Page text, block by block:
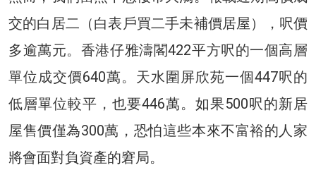
交的白居二（白表戶買二手未補價居屋），呎價
多逾萬元。香港仔雅濤閣422平方呎的一個高層
單位成交價640萬。天水圍屏欣苑一個447呎的
低層單位較平，也要446萬。如果500呎的新居
屋售價僅為300萬，恐怕這些本來不富裕的人家
將會面對負資產的窘局。